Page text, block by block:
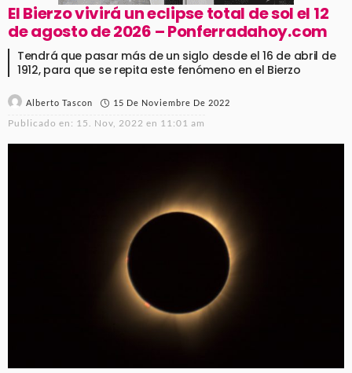
El Bierzo vivirá un eclipse total de sol el 12
de agosto de 2026 – Ponferradahoy.com
Tendrá que pasar más de un siglo desde el 16 de abril de
1912, para que se repita este fenómeno en el Bierzo
Alberto Tascon 15 De Noviembre De 2022
Publicado en: 15. Nov, 2022 en 11:01 am